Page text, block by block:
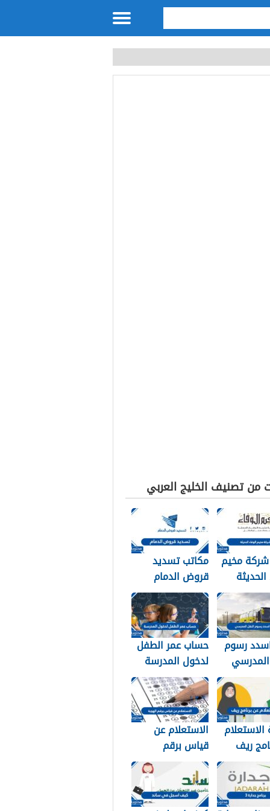
من تصنيف الخليج العربي
شركة مخيم
مكاتب تسديد
قروض الدمام
1448
رسوم
حساب عمر الطفل
لدخول المدرسة
1448
ريف
1448
الاستعلام عن
قياس برقم
الهوية 1448
services.qiyas.s
a